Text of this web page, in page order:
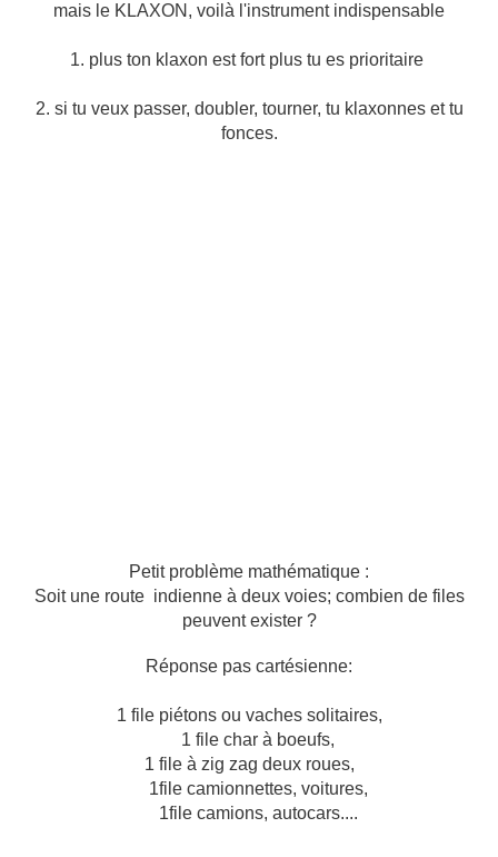
mais le KLAXON, voilà l'instrument indispensable
1. plus ton klaxon est fort plus tu es prioritaire
2. si tu veux passer, doubler, tourner, tu klaxonnes et tu
fonces.
Petit problème mathématique :
Soit une route indienne à deux voies; combien de files
peuvent exister ?
Réponse pas cartésienne:
1 file piétons ou vaches solitaires,
1 file char à boeufs,
1 file à zig zag deux roues,
1file camionnettes, voitures,
1file camions, autocars....